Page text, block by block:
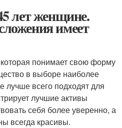
лет женщине.
имеет
понимает свою форму
в выборе наиболее
лучше всего подходят для
лучшие активы
себя более уверенно, а
всегда красивы.